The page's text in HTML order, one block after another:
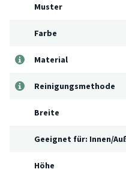
Muster
Farbe
Material
Reinigungsmethode
Breite
Geeignet für: Innen/
Höhe